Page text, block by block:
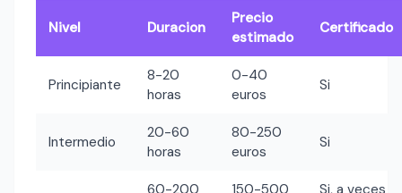
Nivel Duracion
Precio
estimado
Certificado
Principiante
8-20
horas
0-40
euros
Si
Intermedio
20-60
horas
80-250
euros
Si
60-200
150-500
Si, a veces